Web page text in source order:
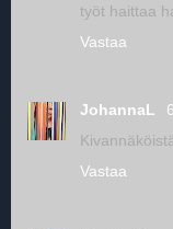
työt haittaa
Vastaa
JohannaL
Vastaa